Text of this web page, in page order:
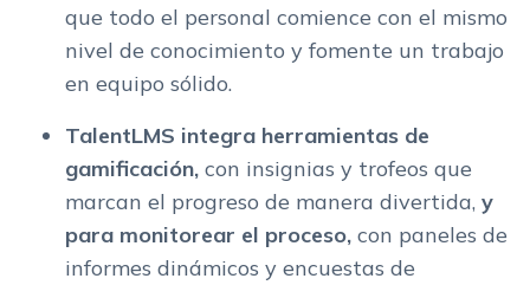
que todo el personal comience con el mismo
nivel de conocimiento y fomente un trabajo
en equipo sólido.
TalentLMS integra herramientas de
gamificación, con insignias y trofeos que
marcan el progreso de manera divertida, y
para monitorear el proceso, con paneles de
informes dinámicos y encuestas de